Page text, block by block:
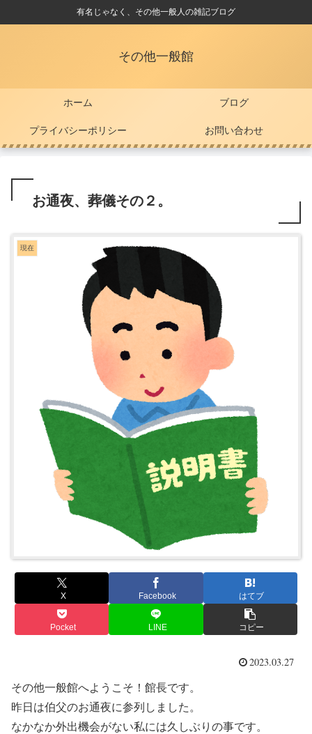
有名じゃなく、その他一般人の雑記ブログ
その他一般館
ホーム ブログ
プライバシーポリシー お問い合わせ
お通夜、葬儀その２。
現在
X Facebook はてブ
Pocket LINE コピー
2023.03.27
その他一般館へようこそ！館長です。
昨日は伯父のお通夜に参列しました。
なかなか外出機会がない私には久しぶりの事です。